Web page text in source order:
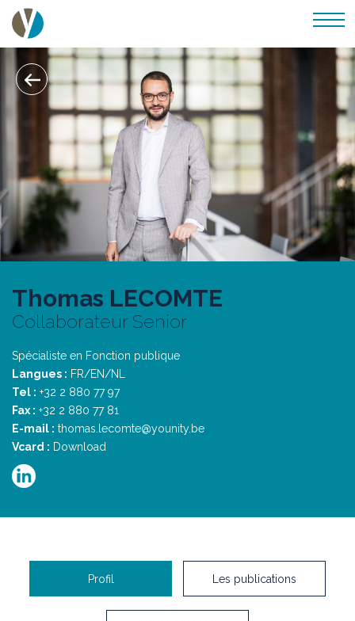
Thomas LECOMTE
Collaborateur Senior
Spécialiste en Fonction publique
Langues : FR/EN/NL
Tel : +32 2 880 77 97
Fax : +32 2 880 77 81
E-mail : thomas.lecomte@younity.be
Vcard : Download
Profil Les publications